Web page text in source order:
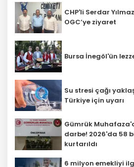
CHP'li Serdar
OGC’ye ziyaret
Bursa İnegöl'ün
Su stresi çağı
Türkiye için uyarı
Gümrük
darbe! 2026'da 58
kurtarıldı
6 milyon emekliyi